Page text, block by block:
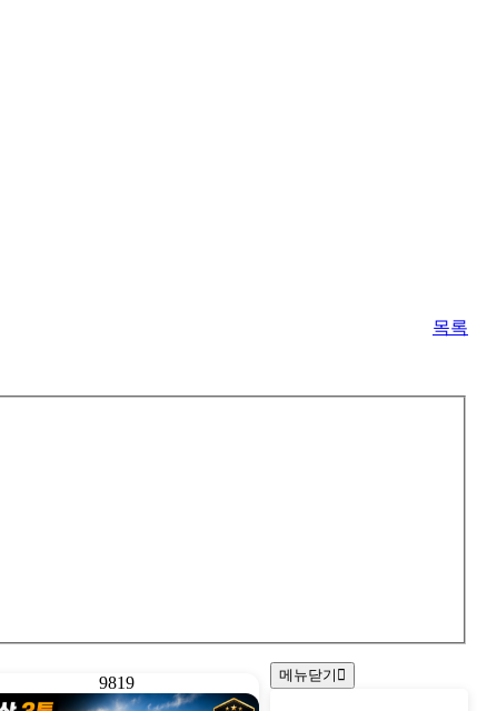
목록
9819 메뉴닫기